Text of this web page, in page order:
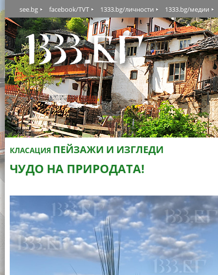
see.bg facebook/TVT 1333.bg/личности 1333.bg/медии
КЛАСАЦИЯ ПЕЙЗАЖИ И ИЗГЛЕДИ
ЧУДО НА ПРИРОДАТА!